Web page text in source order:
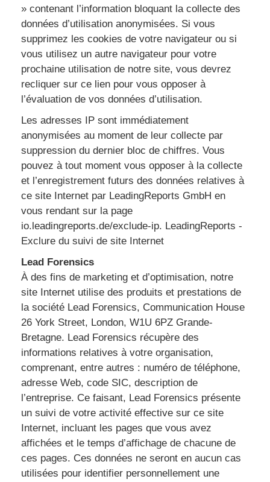
» contenant l’information bloquant la collecte des
données d’utilisation anonymisées. Si vous
supprimez les cookies de votre navigateur ou si
vous utilisez un autre navigateur pour votre
prochaine utilisation de notre site, vous devrez
recliquer sur ce lien pour vous opposer à
l’évaluation de vos données d’utilisation.
Les adresses IP sont immédiatement
anonymisées au moment de leur collecte par
suppression du dernier bloc de chiffres. Vous
pouvez à tout moment vous opposer à la collecte
et l’enregistrement futurs des données relatives à
ce site Internet par LeadingReports GmbH en
vous rendant sur la page
io.leadingreports.de/exclude-ip. LeadingReports -
Exclure du suivi de site Internet
Lead Forensics
À des fins de marketing et d’optimisation, notre
site Internet utilise des produits et prestations de
la société Lead Forensics, Communication House
26 York Street, London, W1U 6PZ Grande-
Bretagne. Lead Forensics récupère des
informations relatives à votre organisation,
comprenant, entre autres : numéro de téléphone,
adresse Web, code SIC, description de
l’entreprise. Ce faisant, Lead Forensics présente
un suivi de votre activité effective sur ce site
Internet, incluant les pages que vous avez
affichées et le temps d’affichage de chacune de
ces pages. Ces données ne seront en aucun cas
utilisées pour identifier personnellement une